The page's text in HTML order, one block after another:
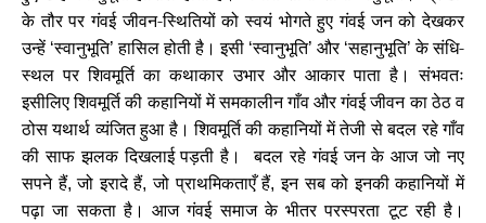
के तौर पर गंवई जीवन-स्थितियों को स्वयं भोगते हुए गंवई जन को देखकर
उन्हें ‘स्वानुभूति’हासिल होती है। इसी ‘स्वानुभूति’ और ‘सहानुभूति’के संधि-
स्थल पर शिवमूर्ति का कथाकार उभार और आकार पाता है। संभवतः
इसीलिए शिवमूर्ति की कहानियों में समकालीन गाँव और गंवई जीवन का ठेठ व
ठोस यथार्थ व्यंजित हुआ है। शिवमूर्ति की कहानियों में तेजी से बदल रहे गाँव
की साफ झलक दिखलाई पड़ती है। बदल रहे गंवई जन के आज जो नए
सपने हैं,जो इरादे हैं,जो प्राथमिकताएँ हैं,इन सब को इनकी कहानियों में
पढ़ा जा सकता है। आज गंवई समाज के भीतर परस्परता टूट रही है।